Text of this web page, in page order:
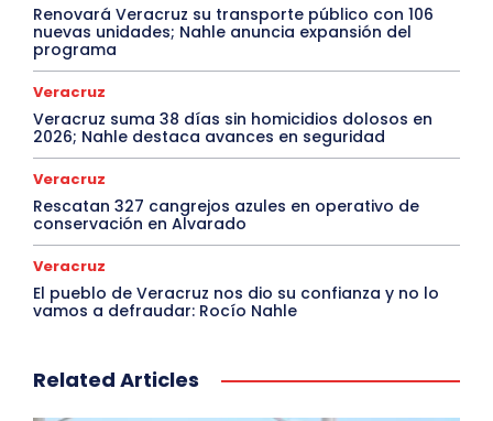
Renovará Veracruz su transporte público con 106
nuevas unidades; Nahle anuncia expansión del
programa
Veracruz
Veracruz suma 38 días sin homicidios dolosos en
2026; Nahle destaca avances en seguridad
Veracruz
Rescatan 327 cangrejos azules en operativo de
conservación en Alvarado
Veracruz
El pueblo de Veracruz nos dio su confianza y no lo
vamos a defraudar: Rocío Nahle
Related Articles